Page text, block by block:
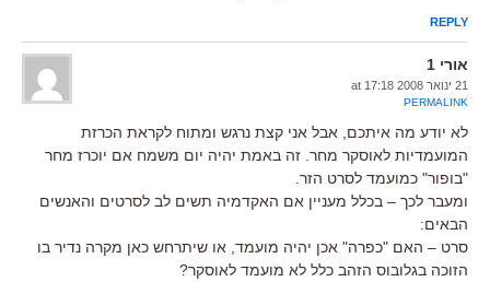
REPLY
אורי 1
21 ינואר 2008 at 17:18
PERMALINK
לא יודע מה איתכם, אבל אני קצת נרגש ומתוח לקראת הכרזת
המועמדיות לאוסקר מחר. זה באמת יהיה יום משמח אם יוכרז מחר
"בופור" כמועמד לסרט הזר.
ומעבר לכך – בכלל מעניין אם האקדמיה תשים לב לסרטים והאנשים
הבאים:
סרט – האם "כפרה" אכן יהיה מועמד, או שיתרחש כאן מקרה נדיר בו
הזוכה בגלובוס הזהב כלל לא מועמד לאוסקר?